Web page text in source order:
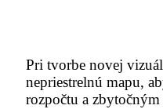
Pri tvorbe novej
nepriestrelnú mapu,
rozpočtu a